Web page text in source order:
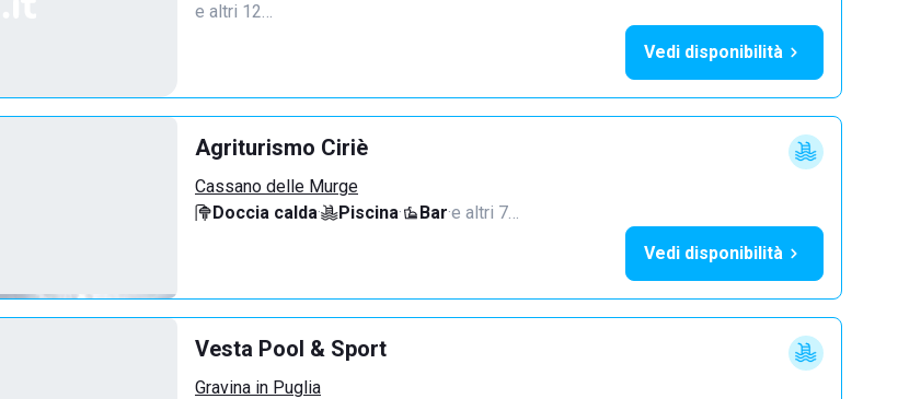
e altri 12…
Vedi disponibilità
Agriturismo Ciriè
Cassano delle Murge
Doccia calda· Piscina· Bar·e altri 7…
Vedi disponibilità
Vesta Pool & Sport
Gravina in Puglia